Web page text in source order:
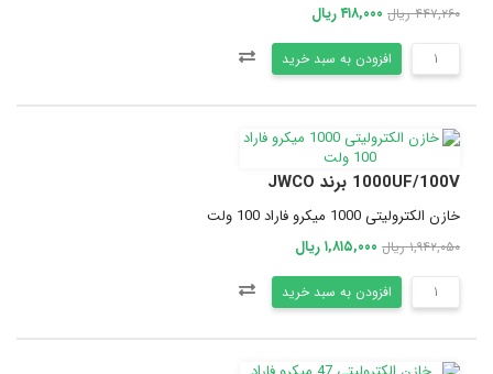
۴۴۷,۲۶۰ ریال ۴۱۸,۰۰۰ ریال
افزودن به سبد خرید
1000UF/100V برند JWCO
خازن الکترولیتی 1000 میکرو فاراد 100 ولت
۱,۹۴۲,۰۵۰ ریال ۱,۸۱۵,۰۰۰ ریال
افزودن به سبد خرید